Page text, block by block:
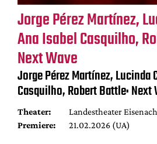
Jorge Pérez Martínez,
Ana Isabel Casquilho,
Next Wave
Jorge Pérez Martínez, Lucinda
Casquilho, Robert Battle: Next
Theater:
Landestheater Eisenach
Premiere:
21.02.2026 (UA)